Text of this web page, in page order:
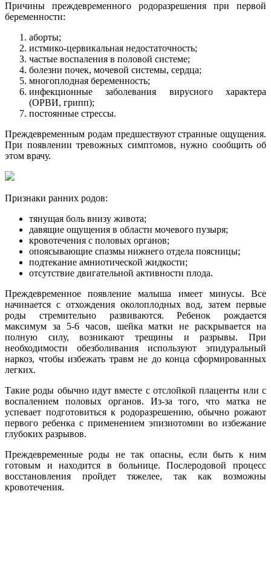
Причины преждевременного родоразрешения при первой
беременности:
аборты;
истмико-цервикальная недостаточность;
частые воспаления в половой системе;
болезни почек, мочевой системы, сердца;
многоплодная беременность;
инфекционные заболевания вирусного характера
(ОРВИ, грипп);
постоянные стрессы.
Преждевременным родам предшествуют странные ощущения.
При появлении тревожных симптомов, нужно сообщить об
этом врачу.
Признаки ранних родов:
тянущая боль внизу живота;
давящие ощущения в области мочевого пузыря;
кровотечения с половых органов;
опоясывающие спазмы нижнего отдела поясницы;
подтекание амниотической жидкости;
отсутствие двигательной активности плода.
Преждевременное появление малыша имеет минусы. Все
начинается с отхождения околоплодных вод, затем первые
роды стремительно развиваются. Ребенок рождается
максимум за 5-6 часов, шейка матки не раскрывается на
полную силу, возникают трещины и разрывы. При
необходимости обезболивания используют эпидуральный
наркоз, чтобы избежать травм не до конца сформированных
легких.
Такие роды обычно идут вместе с отслойкой плаценты или с
воспалением половых органов. Из-за того, что матка не
успевает подготовиться к родоразрешению, обычно рожают
первого ребенка с применением эпизиотомии во избежание
глубоких разрывов.
Преждевременные роды не так опасны, если быть к ним
готовым и находится в больнице. Послеродовой процесс
восстановления пройдет тяжелее, так как возможны
кровотечения.